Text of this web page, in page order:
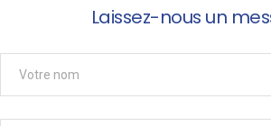
Laissez-nous un